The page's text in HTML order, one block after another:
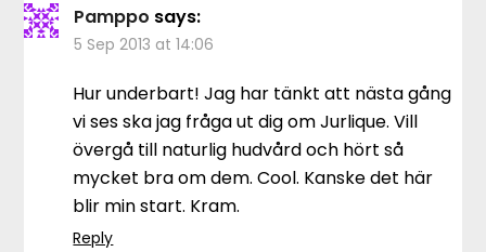
Pamppo says:
5 Sep 2013 at 14:06
Hur underbart! Jag har tänkt att nästa gång
vi ses ska jag fråga ut dig om Jurlique. Vill
övergå till naturlig hudvård och hört så
mycket bra om dem. Cool. Kanske det här
blir min start. Kram.
Reply